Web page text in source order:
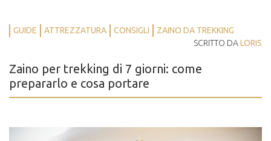
GUIDE ATTREZZATURA CONSIGLI
ZAINO DA TREKKING
SCRITTO DALORIS
Zaino per trekking di 7 giorni: come
prepararlo e cosa portare